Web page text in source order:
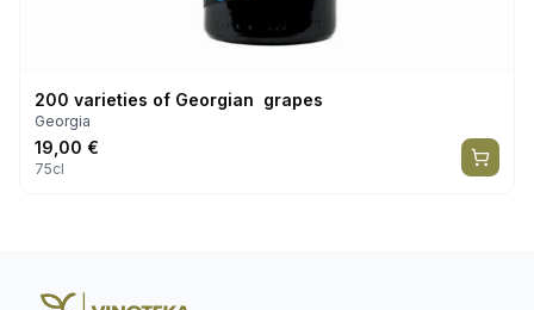
200 varieties of Georgian grapes
Georgia
19,00 €
75cl